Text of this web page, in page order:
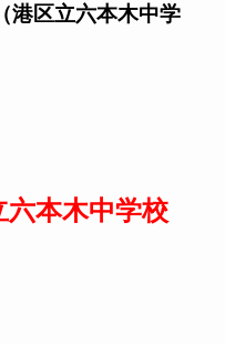
港区立六本木中学
六本木中学校